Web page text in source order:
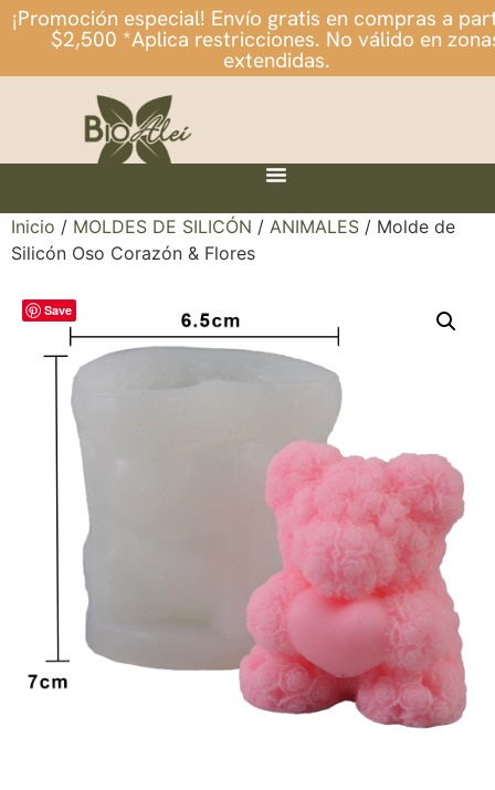
¡Promoción especial! Envío gratis en compras a
$2,500 *Aplica restricciones. No válido en
extendidas.
Inicio / MOLDES DE SILICÓN / ANIMALES / Molde de
Silicón Oso Corazón & Flores
Save